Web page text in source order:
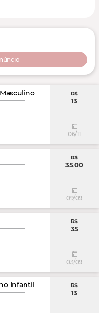
R$
13
06/11
R$
35,00
09/09
R$
35
03/09
Infantil R$
13